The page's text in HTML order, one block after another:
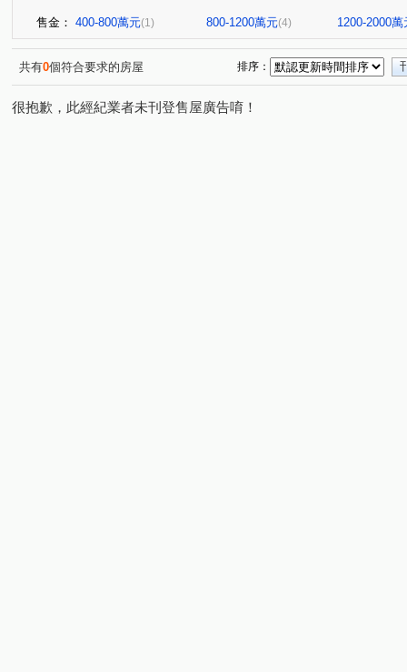
售金： 400-800萬元(1) 800-1200萬元(4) 1200-2000萬
共有0個符合要求的房屋 排序：
很抱歉，此經紀業者未刊登售屋廣告唷！